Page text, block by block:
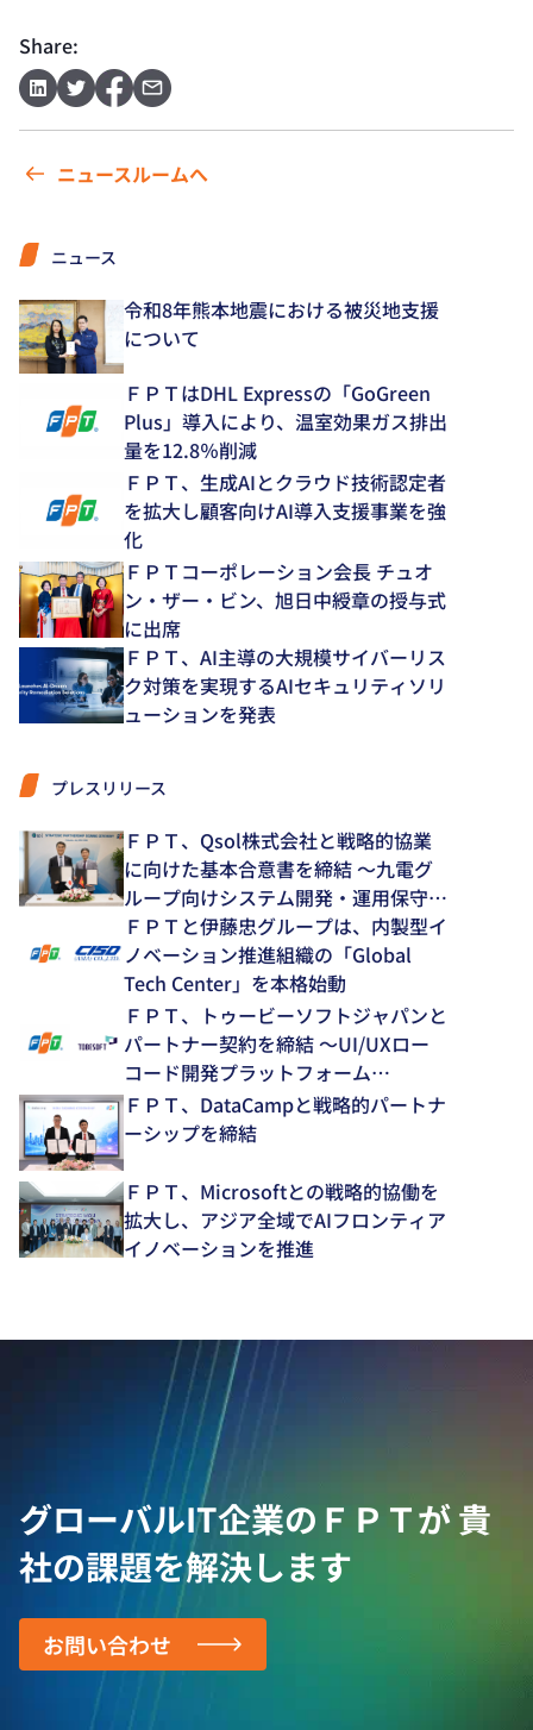
Share:
ニュースルームへ
ニュース
令和8年熊本地震における被災地支援
について
ＦＰＴはDHL Expressの「GoGreen
Plus」導入により、温室効果ガス排出
量を12.8％削減
ＦＰＴ、生成AIとクラウド技術認定者
を拡大し顧客向けAI導入支援事業を強
化
ＦＰＴコーポレーション会長 チュオ
ン・ザー・ビン、旭日中綬章の授与式
に出席
ＦＰＴ、AI主導の大規模サイバーリス
ク対策を実現するAIセキュリティソリ
ューションを発表
プレスリリース
ＦＰＴ、Qsol株式会社と戦略的協業
に向けた基本合意書を締結 ～九電グ
ループ向けシステム開発・運用保守領
域で中長期的な協業を推進～
ＦＰＴと伊藤忠グループは、内製型イ
ノベーション推進組織の「Global
Tech Center」を本格始動
ＦＰＴ、トゥービーソフトジャパンと
パートナー契約を締結 ～UI/UXロー
コード開発プラットフォーム
「NEXACRO」の技術支援体制を強化
～
ＦＰＴ、DataCampと戦略的パートナ
ーシップを締結
ＦＰＴ、Microsoftとの戦略的協働を
拡大し、アジア全域でAIフロンティア
イノベーションを推進
グローバルIT企業のＦＰＴが貴
社の課題を解決します
お問い合わせ